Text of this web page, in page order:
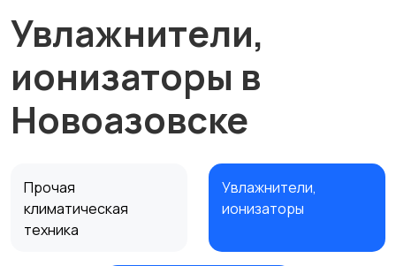
Увлажнители,
ионизаторы в
Новоазовске
Прочая
климатическая
техника
Увлажнители,
ионизаторы